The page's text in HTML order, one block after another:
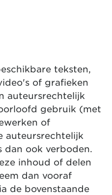
teksten,
of grafieken
auteursrechtelijk
gebruik (met
of
auteursrechtelijk
dan ook verboden.
inhoud of delen
dan vooraf
de bovenstaande